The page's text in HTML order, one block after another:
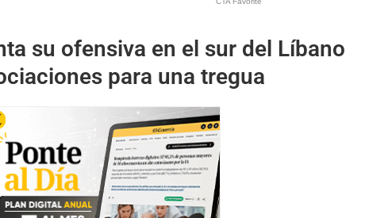
su ofensiva en el sur del Líbano
para una tregua